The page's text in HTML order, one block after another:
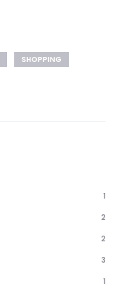
SHOPPING
1
2
2
3
1